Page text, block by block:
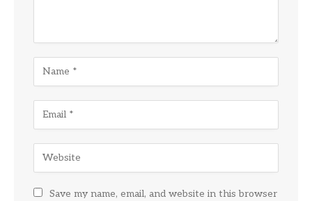
Save my name, email, and website in this browser